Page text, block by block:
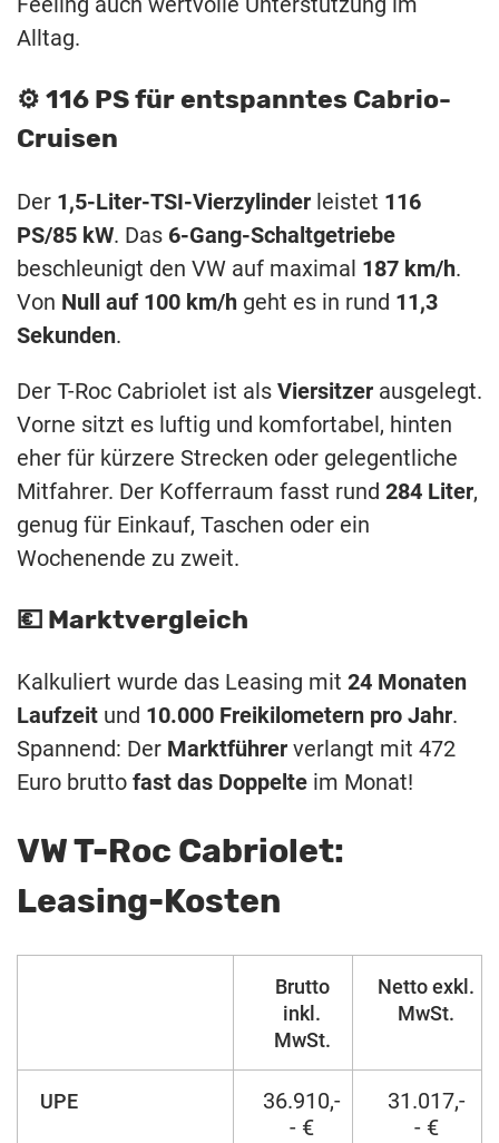
Alltag.
⚙️ 116 PS für entspanntes Cabrio-
Cruisen
Der 1,5-Liter-TSI-Vierzylinder leistet 116
PS/85 kW. Das 6-Gang-Schaltgetriebe
beschleunigt den VW auf maximal 187 km/h.
Von Null auf 100 km/h geht es in rund 11,3
Sekunden.
Der T-Roc Cabriolet ist als Viersitzer ausgelegt.
Vorne sitzt es luftig und komfortabel, hinten
eher für kürzere Strecken oder gelegentliche
Mitfahrer. Der Kofferraum fasst rund 284 Liter,
genug für Einkauf, Taschen oder ein
Wochenende zu zweit.
💶 Marktvergleich
Kalkuliert wurde das Leasing mit 24 Monaten
Laufzeit und 10.000 Freikilometern pro Jahr.
Spannend: Der Marktführer verlangt mit 472
Euro brutto fast das Doppelte im Monat!
VW T-Roc Cabriolet:
Leasing-Kosten
Brutto
inkl.
MwSt.
Netto exkl.
MwSt.
UPE
36.910,-
- €
31.017,-
- €